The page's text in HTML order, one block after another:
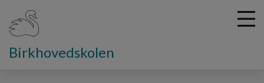
Birkhovedskolen